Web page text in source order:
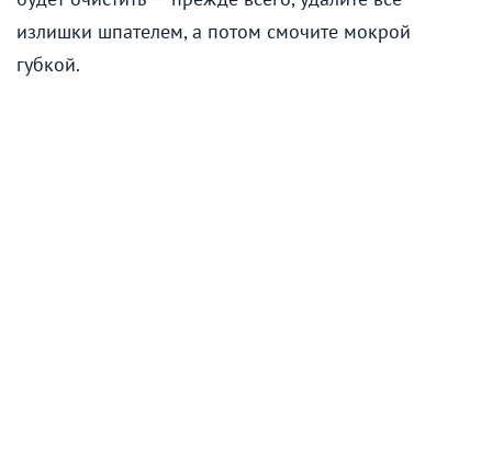
излишки шпателем, а потом смочите мокрой
губкой.